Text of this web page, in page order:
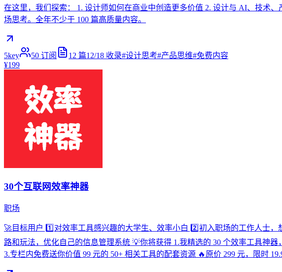
在这里，我们探索： 1. 设计师如何在商业中创造更多价值 2. 设计与 AI、技术
场思考。全年不少于 100 篇高质量内容。
5key 50 订阅 12 篇12/18 收录#设计思考#产品思维#免费内容
¥199
30个互联网效率神器
职场
🚀目标用户 1️⃣对效率工具感兴趣的大学生、效率小白 2️⃣初入职场的工作人士
路和玩法，优化自己的信息管理系统 💡你将获得 1.我精选的 30 个效率工具神
3.专栏内免费送你价值 99 元的 50+ 相关工具的配套资源 🔥原价 299 元，限时